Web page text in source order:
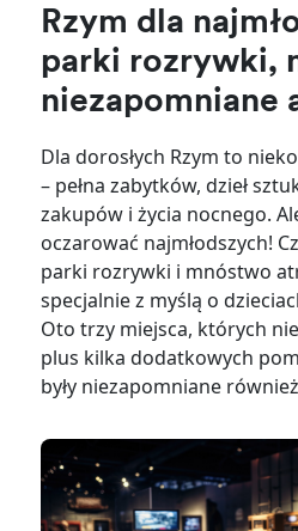
Rzym dla
parki rozrywki,
niezapomniane
Dla dorosłych Rzym to
– pełna zabytków, dzieł
zakupów i życia nocnego.
oczarować najmłodszych!
parki rozrywki i mnóstwo
specjalnie z myślą o
Oto trzy miejsca, których
plus kilka dodatkowych
były niezapomniane